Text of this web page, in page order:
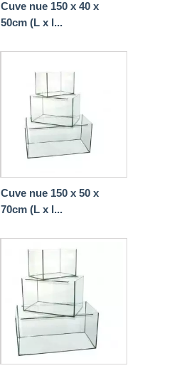
Cuve nue 150 x 40 x
50cm (L x l...
Cuve nue 150 x 50 x
70cm (L x l...